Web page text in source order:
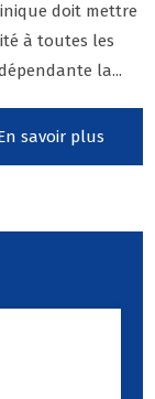
doit mettre
à toutes les
la...
savoir plus